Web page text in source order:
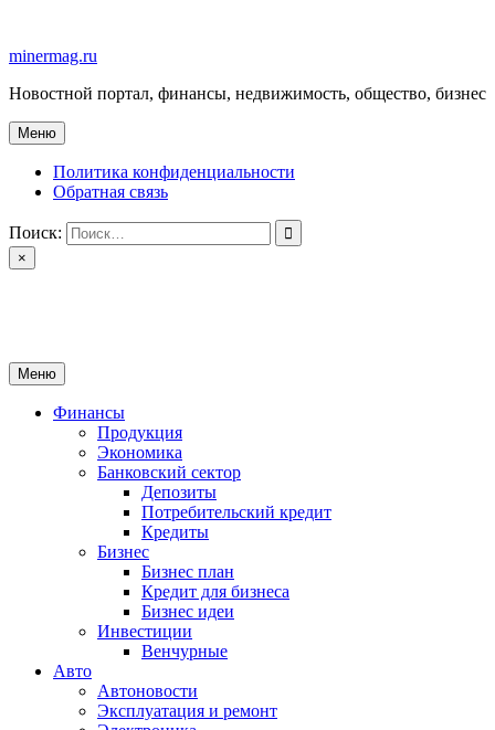
содержимому
minermag.ru
Новостной портал, финансы, недвижимость, общество, бизнес
Меню
Политика конфиденциальности
Обратная связь
Поиск:
×
Меню
Финансы
Продукция
Экономика
Банковский сектор
Депозиты
Потребительский кредит
Кредиты
Бизнес
Бизнес план
Кредит для бизнеса
Бизнес идеи
Инвестиции
Венчурные
Авто
Автоновости
Эксплуатация и ремонт